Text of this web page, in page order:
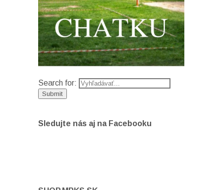
Search for:
Sledujte nás aj na Facebooku